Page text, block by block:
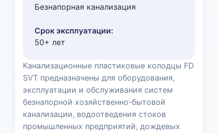
Безнапорная канализация
Срок эксплуатации:
50+ лет
Канализационные пластиковые колодцы FD
SVT предназначены для оборудования,
эксплуатации и обслуживания систем
безнапорной хозяйственно-бытовой
канализации, водоотведения стоков
промышленных предприятий, дождевых